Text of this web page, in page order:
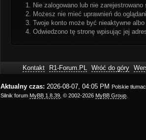
Nie zalogowano lub nie
Możesz nie mieć uprawnień do
Twoje konto może być nieaktywne
Odwiedzono tę stronę wpisując jej
Kontakt R1-Forum.PL Wróć do góry
Aktualny czas: 2026-08-07, 04:05 PM Polskie
Silnik forum MyBB 1.8.39 , © 2002-2026 MyBB Group